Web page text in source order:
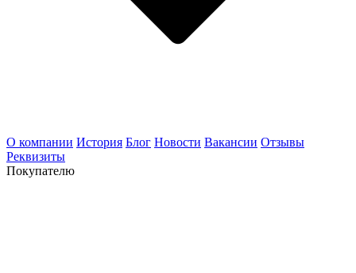
О компании История Блог Новости Вакансии Отзывы
Реквизиты
Покупателю